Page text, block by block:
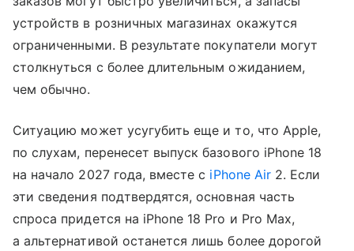
устройств в розничных магазинах окажутся
ограниченными. В результате покупатели могут
столкнуться с более длительным ожиданием,
чем обычно.
Ситуацию может усугубить еще и то, что Apple,
по слухам, перенесет выпуск базового iPhone 18
на начало 2027 года, вместе с iPhone Air2. Если
эти сведения подтвердятся, основная часть
спроса придется на iPhone 18 Pro и Pro Max,
а альтернативой останется лишь более дорогой